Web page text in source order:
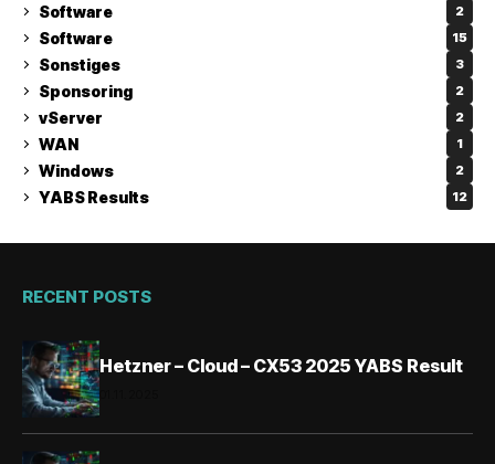
Software 2
Software 15
Sonstiges 3
Sponsoring 2
vServer 2
WAN 1
Windows 2
YABS Results 12
RECENT POSTS
Hetzner – Cloud – CX53 2025 YABS Result